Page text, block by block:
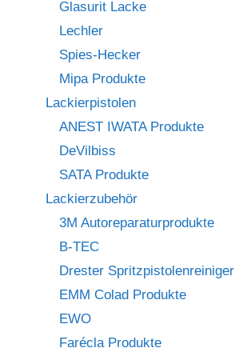
Glasurit Lacke
Lechler
Spies-Hecker
Mipa Produkte
Lackierpistolen
ANEST IWATA Produkte
DeVilbiss
SATA Produkte
Lackierzubehör
3M Autoreparaturprodukte
B-TEC
Drester Spritzpistolenreiniger
EMM Colad Produkte
EWO
Farécla Produkte